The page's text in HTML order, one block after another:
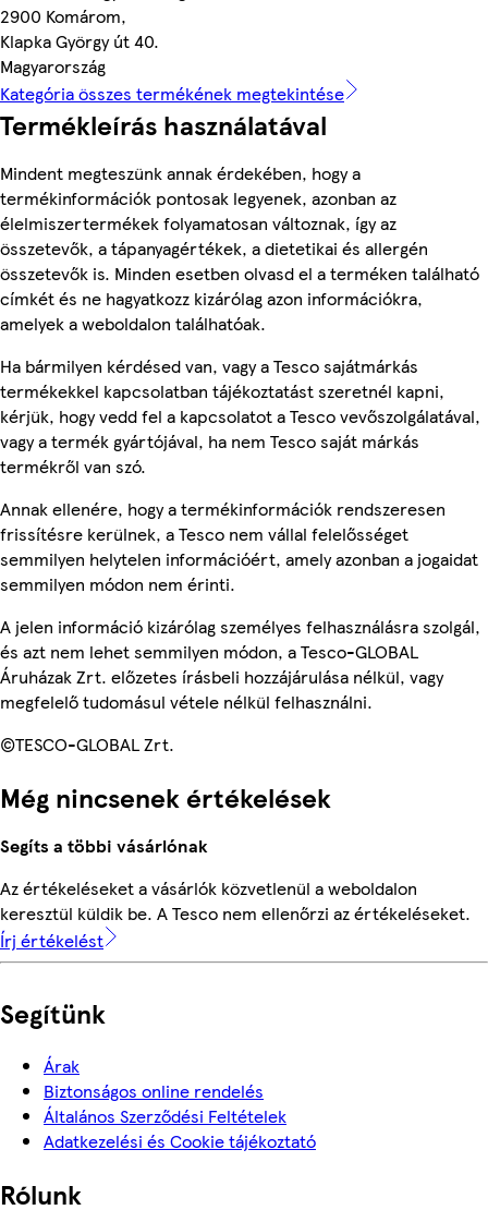
2900 Komárom,
Klapka György út 40.
Magyarország
Kategória összes termékének megtekintése
Termékleírás használatával
Mindent megteszünk annak érdekében, hogy a
termékinformációk pontosak legyenek, azonban az
élelmiszertermékek folyamatosan változnak, így az
összetevők, a tápanyagértékek, a dietetikai és allergén
összetevők is. Minden esetben olvasd el a terméken található
címkét és ne hagyatkozz kizárólag azon információkra,
amelyek a weboldalon találhatóak.
Ha bármilyen kérdésed van, vagy a Tesco sajátmárkás
termékekkel kapcsolatban tájékoztatást szeretnél kapni,
kérjük, hogy vedd fel a kapcsolatot a Tesco vevőszolgálatával,
vagy a termék gyártójával, ha nem Tesco saját márkás
termékről van szó.
Annak ellenére, hogy a termékinformációk rendszeresen
frissítésre kerülnek, a Tesco nem vállal felelősséget
semmilyen helytelen információért, amely azonban a jogaidat
semmilyen módon nem érinti.
A jelen információ kizárólag személyes felhasználásra szolgál,
és azt nem lehet semmilyen módon, a Tesco-GLOBAL
Áruházak Zrt. előzetes írásbeli hozzájárulása nélkül, vagy
megfelelő tudomásul vétele nélkül felhasználni.
©TESCO-GLOBAL Zrt.
Még nincsenek értékelések
Segíts a többi vásárlónak
Az értékeléseket a vásárlók közvetlenül a weboldalon
keresztül küldik be. A Tesco nem ellenőrzi az értékeléseket.
Írj értékelést
Segítünk
Árak
Biztonságos online rendelés
Általános Szerződési Feltételek
Adatkezelési és Cookie tájékoztató
Rólunk